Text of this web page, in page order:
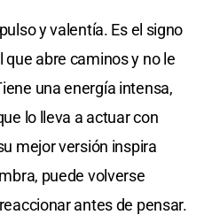
y valentía. Es el signo
abre caminos y no le
una energía intensa,
lo lleva a actuar con
mejor versión inspira
puede volverse
antes de pensar.